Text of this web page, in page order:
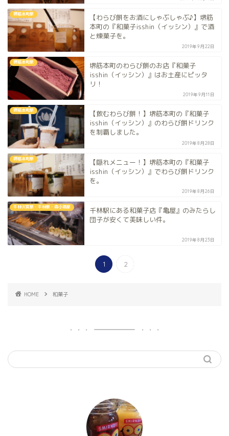
堺筋本町駅
【わらび餅をお酒にしゃぶしゃぶ♪】堺筋
本町の『和菓子isshin（イッシン）』で酒
と煉菓子を。
2019年9月22日
堺筋本町駅
堺筋本町のわらび餅のお店『和菓子
isshin（イッシン）』はお土産にピッタ
リ！
2019年9月11日
堺筋本町駅
【飲むわらび餅！】堺筋本町の『和菓子
isshin（イッシン）』のわらび餅ドリンク
を制覇しました。
2019年8月28日
堺筋本町駅
【隠れメニュー！】堺筋本町の『和菓子
isshin（イッシン）』でわらび餅ドリンク
を。
2019年8月26日
千林大宮駅・千林駅・森小路駅
千林駅にある和菓子店『亀屋』のみたらし
団子が安くて美味しい件。
2019年8月23日
1 2
HOME 和菓子